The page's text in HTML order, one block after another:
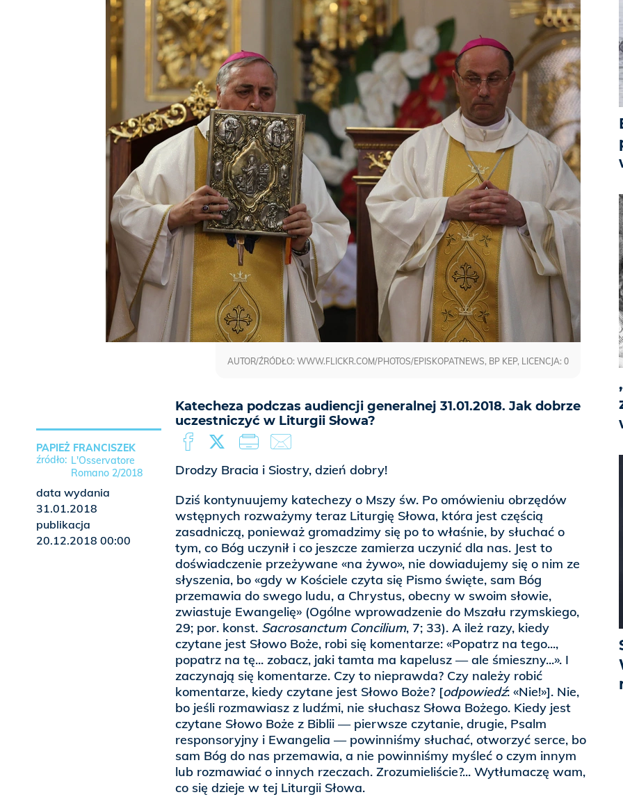
Katecheza podczas audiencji generalnej 31.01.2018. Jak dobrze
uczestniczyć w Liturgii Słowa?
AUTOR/ŹRÓDŁO: WWW.FLICKR.COM/PHOTOS/EPISKOPATNEWS, BP KEP, LICENCJA: 0
Drodzy Bracia i Siostry, dzień dobry!
Dziś kontynuujemy katechezy o Mszy św. Po omówieniu obrzędów
wstępnych rozważymy teraz Liturgię Słowa, która jest częścią
zasadniczą, ponieważ gromadzimy się po to właśnie, by słuchać o
tym, co Bóg uczynił i co jeszcze zamierza uczynić dla nas. Jest to
doświadczenie przeżywane «na żywo», nie dowiadujemy się o nim ze
słyszenia, bo «gdy w Kościele czyta się Pismo święte, sam Bóg
przemawia do swego ludu, a Chrystus, obecny w swoim słowie,
zwiastuje Ewangelię» (Ogólne wprowadzenie do Mszału rzymskiego,
29; por. konst. Sacrosanctum Concilium, 7; 33). A ileż razy, kiedy
czytane jest Słowo Boże, robi się komentarze: «Popatrz na tego...,
popatrz na tę... zobacz, jaki tamta ma kapelusz — ale śmieszny...». I
zaczynają się komentarze. Czy to nieprawda? Czy należy robić
komentarze, kiedy czytane jest Słowo Boże? [odpowiedź: «Nie!»]. Nie,
bo jeśli rozmawiasz z ludźmi, nie słuchasz Słowa Bożego. Kiedy jest
czytane Słowo Boże z Biblii — pierwsze czytanie, drugie, Psalm
responsoryjny i Ewangelia — powinniśmy słuchać, otworzyć serce, bo
sam Bóg do nas przemawia, a nie powinniśmy myśleć o czym innym
lub rozmawiać o innych rzeczach. Zrozumieliście?... Wytłumaczę wam,
co się dzieje w tej Liturgii Słowa.
PAPIEŻ FRANCISZEK
L'Osservatore
Romano 2/2018
data wydania
31.01.2018
publikacja
20.12.2018 00:00